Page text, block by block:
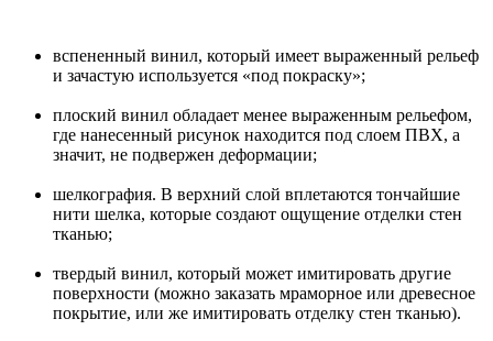
вспененный винил, который имеет выраженный рельеф
и зачастую используется «под покраску»;
плоский винил обладает менее выраженным рельефом,
где нанесенный рисунок находится под слоем ПВХ, а
значит, не подвержен деформации;
шелкография. В верхний слой вплетаются тончайшие
нити шелка, которые создают ощущение отделки стен
тканью;
твердый винил, который может имитировать другие
поверхности (можно заказать мраморное или древесное
покрытие, или же имитировать отделку стен тканью).